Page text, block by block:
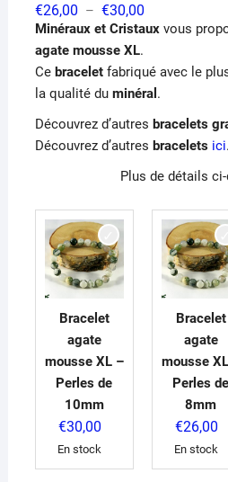
€26,00 – €30,00Plage
de
prix :
€30,00
Minéraux et Cristauxvous
agate mousse XL.
Ce braceletfabriqué avec le
la qualité du minéral .
Découvrez d’autres bracelets
Découvrez d’autres bracelets ici.
Plus de détails
Bracelet
agate
mousse XL –
Perles de
10mm
€30,00
En stock
Bracelet
agate
mousse
Perles de
8mm
€26,00
En stock